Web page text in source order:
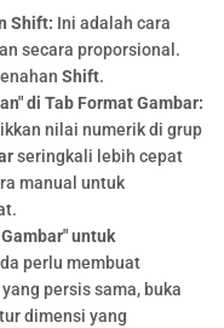
Shift: Ini adalah cara
secara proporsional.
Shift.
di Tab Format Gambar:
nilai numerik di grup
seringkali lebih cepat
manual untuk
untuk
perlu membuat
persis sama, buka
dimensi yang